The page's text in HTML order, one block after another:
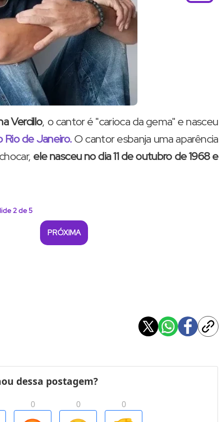
Vercillo, o cantor é "carioca da gema" e nasceu
Rio de Janeiro. O cantor esbanja uma aparência
ele nasceu no dia 11 de outubro de 1968 e
2 de 5
PRÓXIMA